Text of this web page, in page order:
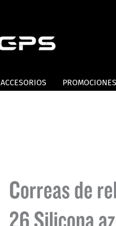
ACCESORIOS PROMOCIONES
Correas de